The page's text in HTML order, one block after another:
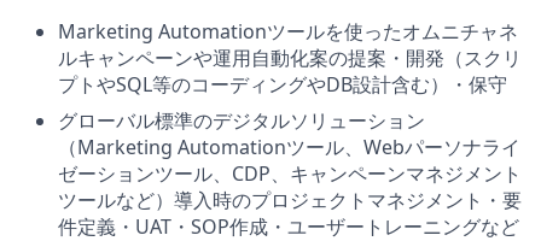
Marketing Automationツールを使ったオムニチャネ
ルキャンペーンや運用自動化案の提案・開発（スクリ
プトやSQL等のコーディングやDB設計含む）・保守
グローバル標準のデジタルソリューション
（Marketing Automationツール、Webパーソナライ
ゼーションツール、CDP、キャンペーンマネジメント
ツールなど）導入時のプロジェクトマネジメント・要
件定義・UAT・SOP作成・ユーザートレーニングなど